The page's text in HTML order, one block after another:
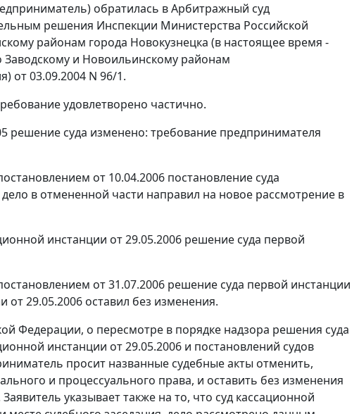
обратилась в Арбитражный суд
решения Инспекции Министерства Российской
районам города Новокузнецка (в настоящее время -
и Новоильинскому районам
от 03.09.2004 N 96/1.
удовлетворено частично.
решение суда изменено: требование предпринимателя
от 10.04.2006 постановление суда
в отмененной части направил на новое рассмотрение в
инстанции от 29.05.2006 решение суда первой
от 31.07.2006 решение суда первой инстанции
от 29.05.2006 оставил без изменения.
Федерации, о пересмотре в порядке надзора решения суда
инстанции от 29.05.2006 и постановлений судов
просит названные судебные акты отменить,
и процессуального права, и оставить без изменения
указывает также на то, что суд кассационной